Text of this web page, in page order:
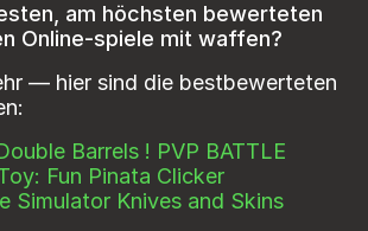
am höchsten bewerteten
Online-spiele mit waffen?
— hier sind die bestbewerteten
Barrels ! PVP BATTLE
Fun Pinata Clicker
Simulator Knives and Skins